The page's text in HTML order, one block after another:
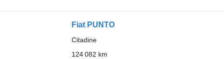
Fiat PUNTO
Citadine
124 082 km